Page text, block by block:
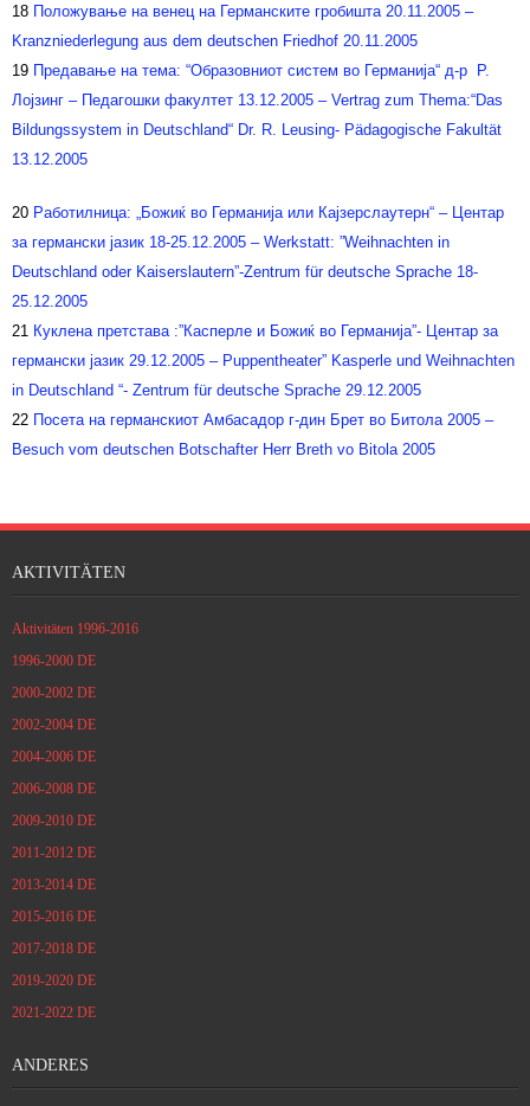
18 Положување на венец на Германските гробишта 20.11.2005 –
Kranzniederlegung aus dem deutschen Friedhof 20.11.2005
19 Предавање на тема: “Образовниот систем во Германија“ д-р Р.
Лојзинг – Педагошки факултет 13.12.2005 – Vertrag zum Thema:“Das
Bildungssystem in Deutschland“ Dr. R. Leusing- Pädagogische Fakultät
13.12.2005
20 Работилница: „Божиќ во Германија или Кајзерслаутерн“ – Центар
за германски јазик 18-25.12.2005 – Werkstatt: ”Weihnachten in
Deutschland oder Kaiserslautern”-Zentrum für deutsche Sprache 18-
25.12.2005
21 Куклена претстава :”Касперле и Божиќ во Германија”- Центар за
германски јазик 29.12.2005 – Puppentheater” Kasperle und Weihnachten
in Deutschland “- Zentrum für deutsche Sprache 29.12.2005
22 Посета на германскиот Амбасадор г-дин Брет во Битола 2005 –
Besuch vom deutschen Botschafter Herr Breth vo Bitola 2005
AKTIVITÄTEN
Aktivitäten 1996-2016
1996-2000 DE
2000-2002 DE
2002-2004 DE
2004-2006 DE
2006-2008 DE
2009-2010 DE
2011-2012 DE
2013-2014 DE
2015-2016 DE
2017-2018 DE
2019-2020 DE
2021-2022 DE
ANDERES